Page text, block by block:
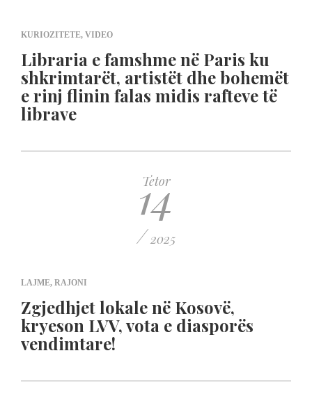
KURIOZITETE, VIDEO
Libraria e famshme në Paris ku
shkrimtarët, artistët dhe bohemët
e rinj flinin falas midis rafteve të
librave
Tetor
14
/ 2025
LAJME, RAJONI
Zgjedhjet lokale në Kosovë,
kryeson LVV, vota e diasporës
vendimtare!